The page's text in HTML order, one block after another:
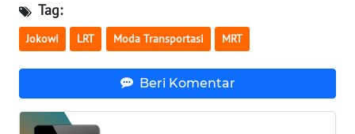
Tag:
Jokowi LRT Moda Transportasi MRT
Beri Komentar
WN
LAMPUNG
WN
JATENG